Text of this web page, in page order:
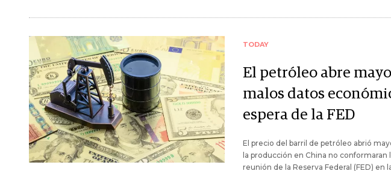
TODAY
El petróleo abre
malos datos
espera de la FED
El precio del barril de petróleo abrió
la producción en China no conformaran
reunión de la Reserva Federal (FED) en